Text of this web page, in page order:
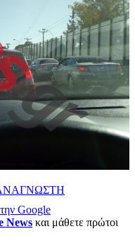
Google
News και μάθετε πρώτοι